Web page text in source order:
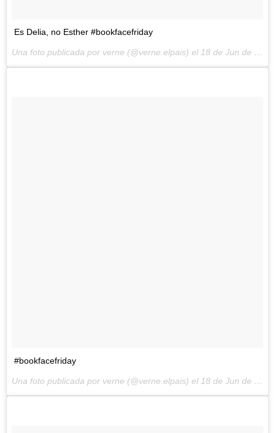
Es Delia, no Esther #bookfacefriday
Una foto publicada por verne (@verne.elpais) el 18 de Jun de 2015 a la(s) 10:34 PDT
#bookfacefriday
Una foto publicada por verne (@verne.elpais) el 18 de Jun de 2015 a la(s) 11:15 PDT